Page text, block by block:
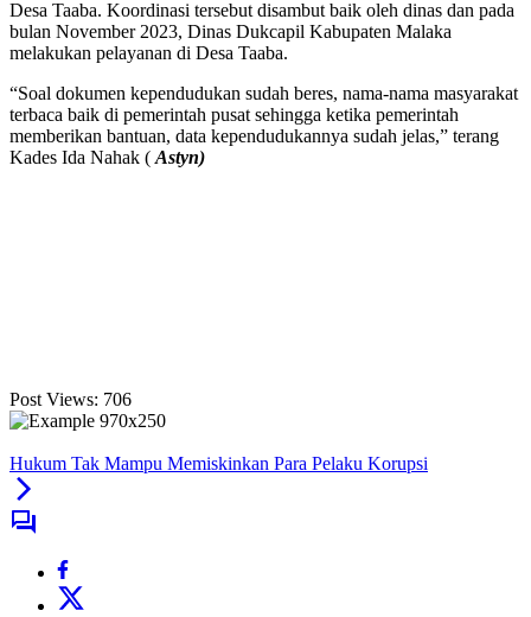
Desa Taaba. Koordinasi tersebut disambut baik oleh dinas dan pada
bulan November 2023, Dinas Dukcapil Kabupaten Malaka
melakukan pelayanan di Desa Taaba.
“Soal dokumen kependudukan sudah beres, nama-nama masyarakat
terbaca baik di pemerintah pusat sehingga ketika pemerintah
memberikan bantuan, data kependudukannya sudah jelas,” terang
Kades Ida Nahak ( Astyn)
Post Views: 706
Hukum Tak Mampu Memiskinkan Para Pelaku Korupsi